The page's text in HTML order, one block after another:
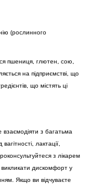
(рослинного
пшениця, глютен, сою,
на підприємстві, що
що містять ці
з багатьма
лактації,
з лікарем
дискомфорт у
Якщо ви відчуваєте